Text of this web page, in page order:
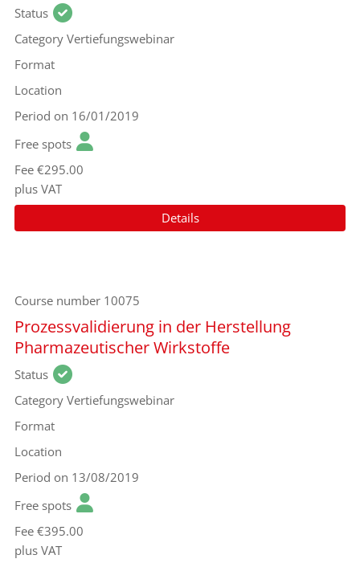
Status
Category Vertiefungswebinar
Format
Location
Period on 16/01/2019
Free spots
Fee €295.00
plus VAT
Details
Course number 10075
Prozessvalidierung in der Herstellung
Pharmazeutischer Wirkstoffe
Status
Category Vertiefungswebinar
Format
Location
Period on 13/08/2019
Free spots
Fee €395.00
plus VAT